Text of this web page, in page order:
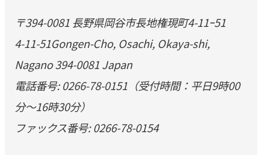
〒394-0081 長野県岡谷市長地権現町4-11ｰ51
4-11-51Gongen-Cho, Osachi, Okaya-shi,
Nagano 394-0081 Japan
電話番号: 0266-78-0151（受付時間：平日9時00
分～16時30分）
ファックス番号: 0266-78-0154